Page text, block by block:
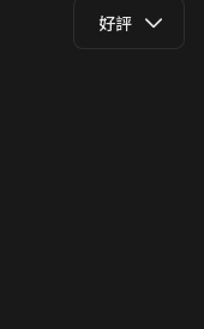
好評